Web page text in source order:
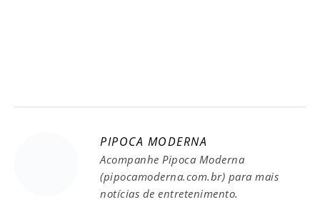
PIPOCA MODERNA
Acompanhe Pipoca Moderna
(pipocamoderna.com.br) para mais
notícias de entretenimento.